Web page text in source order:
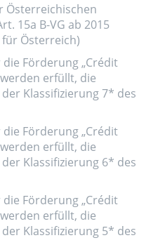
Österreichischen
15a B-VG ab 2015
Österreich)
Förderung „Crédit
erfüllt, die
Klassifizierung 7* des
Förderung „Crédit
erfüllt, die
Klassifizierung 6* des
Förderung „Crédit
erfüllt, die
Klassifizierung 5* des